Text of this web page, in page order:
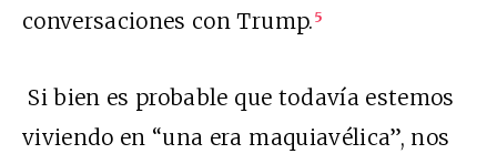
conversaciones con Trump. 5
Si bien es probable que todavía estemos
viviendo en “una era maquiavélica”, nos